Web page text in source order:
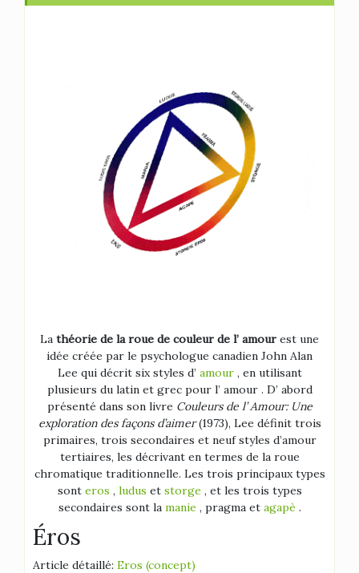
La théorie de la roue de couleur de l’ amour est une
idée créée par le psychologue canadien John Alan
Lee qui décrit six styles d’ amour, en utilisant
plusieurs du latin et grec pour l’ amour . D’ abord
présenté dans son livre Couleurs de l’ Amour: Une
exploration des façons d’aimer(1973), Lee définit trois
primaires, trois secondaires et neuf styles d’amour
tertiaires, les décrivant en termes de la roue
chromatique traditionnelle. Les trois principaux types
sont eros , ludus et storge, et les trois types
secondaires sont la manie, pragma et agapè.
Éros
Article détaillé: Eros (concept)